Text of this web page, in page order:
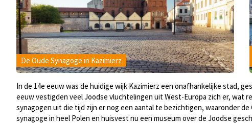
De Oude Synagoge in Kazimierz
In de 14e eeuw was de huidige wijk Kazimierz een onafhankelijke stad,
eeuw vestigden veel Joodse vluchtelingen uit West-Europa zich er, wat
synagogen uit die tijd zijn er nog een aantal te bezichtigen, waaronder
synagoge in heel Polen en huisvest nu een museum over de Joodse